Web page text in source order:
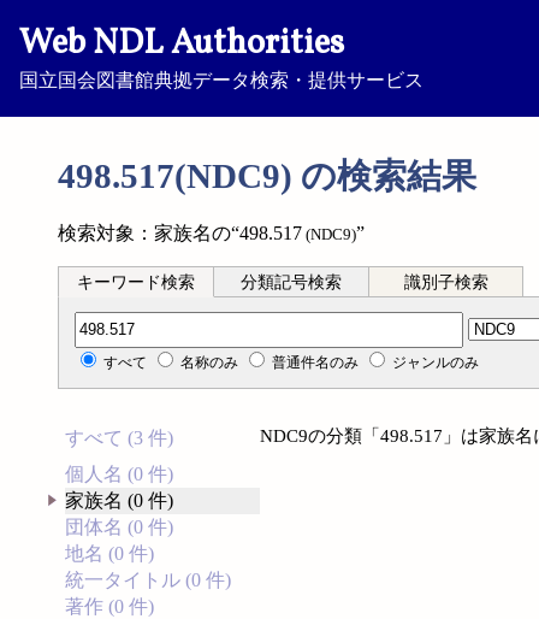
Web NDL Authorities
国立国会図書館典拠データ検索・提供サービス
498.517(NDC9) の検索結果
検索対象：家族名の“498.517 (NDC9)”
キーワード検索 分類記号検索 識別子検索
分類記号検索
すべて 名称のみ 普通件名のみ ジャンルのみ
すべて (3 件)
個人名 (0 件)
家族名 (0 件)
団体名 (0 件)
地名 (0 件)
統一タイトル (0 件)
著作 (0 件)
NDC9の分類「498.517」は家族